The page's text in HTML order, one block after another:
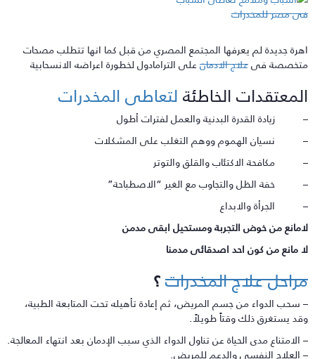
جديدة لم يعرفها المجتمع المصري من قبل كما انها تتطلب مصحات
فىعلاج الادمانعلى الترامادول لخطورة اعراضه الانسحابية
الخاطئةلتعاطى المخدرات
زيادة القدرة البدنية والعمل لفترات أطول
نسيان الهموم ووهم التغلب على المشكلات
مكافحة الاكتئاب والقلق والتوتر
خفة الظل والتجاوب مع الغير “الاصطباحة”
الجرأة والابداع
من خوض التجربة ومستحيل ابقى مدمن
مانع من كون احد اصدقائى مدمنا
علاج المخدرات؟
سحب الدواء من جسم المريض، ثم إعادة تأهيله تحت المتابعة الطبية،
يستغرق ذلك وقتاً طويلاً.
مدى الحياة عن تناول الدواء الذي سبب الإدمان بعد انتهاء المعالجة.
العلاج النفسي والدعم للمريض.